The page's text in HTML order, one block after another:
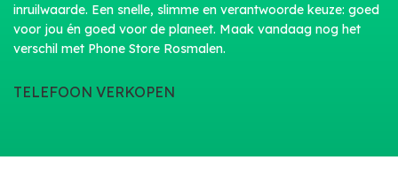
inruilwaarde. Een snelle, slimme en verantwoorde keuze: goed
voor jou én goed voor de planeet. Maak vandaag nog het
verschil met Phone Store Rosmalen.
TELEFOON VERKOPEN